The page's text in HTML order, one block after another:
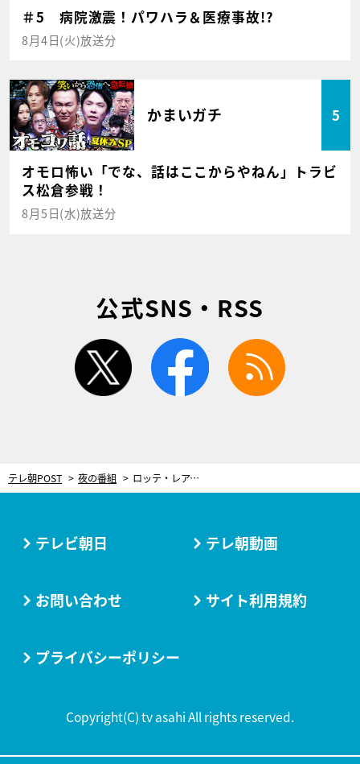
＃5 病院激震！パワハラ＆医療事故!?
8月4日(火)放送分
かまいガチ 5
オモロ怖い「でな、話はここからやねん」トラビ
ス松倉参戦！
8月5日(水)放送分
公式SNS・RSS
twitter facebook
テレ朝POST 夜の番組 ロッテ・レアードの「寿司ポーズ」、なぜ生まれた？ 来日1年目の窮地救った“出会い”
テレビ朝日 テレ朝動画
お問い合わせ サイト利用規約
プライバシーポリシー
Copyright(C) tv asahi All rights reserved.